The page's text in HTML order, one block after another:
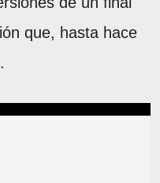
que, hasta hace